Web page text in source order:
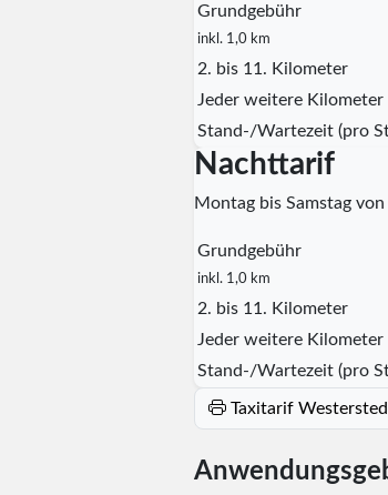
Grundgebühr
inkl. 1,0 km
2. bis 11. Kilometer
Jeder weitere Kilometer
Stand-/Wartezeit (pro
Nachttarif
Montag bis Samstag
Grundgebühr
inkl. 1,0 km
2. bis 11. Kilometer
Jeder weitere Kilometer
Stand-/Wartezeit (pro
Taxitarif